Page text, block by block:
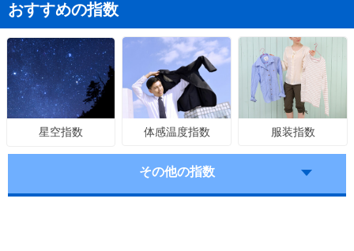
おすすめの指数
星空指数 体感温度指数 服装指数
その他の指数